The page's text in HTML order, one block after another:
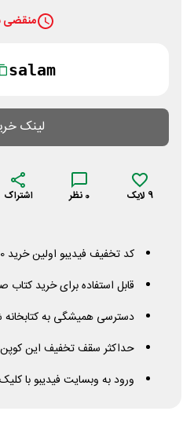
منقضی
salam
لینک
9 لایک 0 نظر اشتراک
کد تخفیف فیدیبو اولین خرید 90 درصدی
قابل استفاده برای خرید کتاب
دسترسی همیشگی به
حداکثر سقف تخفیف این کوپن فیدیبو 30
ورود به وبسایت فیدیبو با